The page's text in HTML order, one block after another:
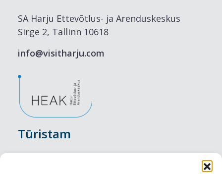
SA Harju Ettevõtlus- ja Arenduskeskus
Sirge 2, Tallinn 10618
info@visitharju.com
Tūristam